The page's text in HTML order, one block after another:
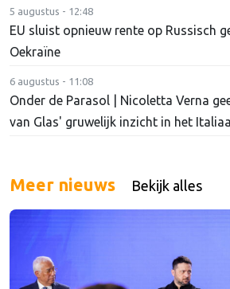
5 augustus - 12:48
EU sluist opnieuw rente op Russisch
Oekraïne
6 augustus - 11:08
Onder de Parasol | Nicoletta Verna
van Glas' gruwelijk inzicht in het
Meer nieuws Bekijk alles